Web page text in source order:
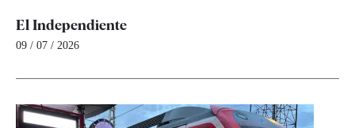
El Independiente
09 / 07 / 2026